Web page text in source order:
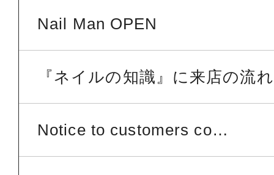
Nail Man OPEN
『ネイルの知識』に来店の流
Notice to customers co…